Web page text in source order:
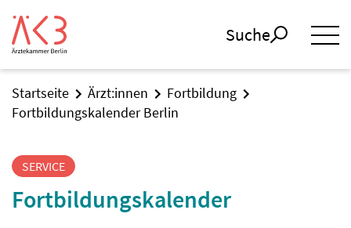
Suche
Startseite Ärzt:innen
Fortbildung
Fortbildungskalender Berlin
SERVICE
Fortbildungskalender